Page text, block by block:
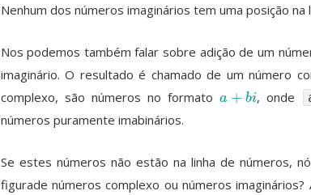
Nenhum dos números imaginários tem uma posição na
Nos podemos também falar sobre adição de um
imaginário. O resultado é chamado de um número
complexo, são números no formatoa + bi
a+bi , onde
números puramente imabinários.
Se estes números não estão na linha de números,
figurade números complexo ou números